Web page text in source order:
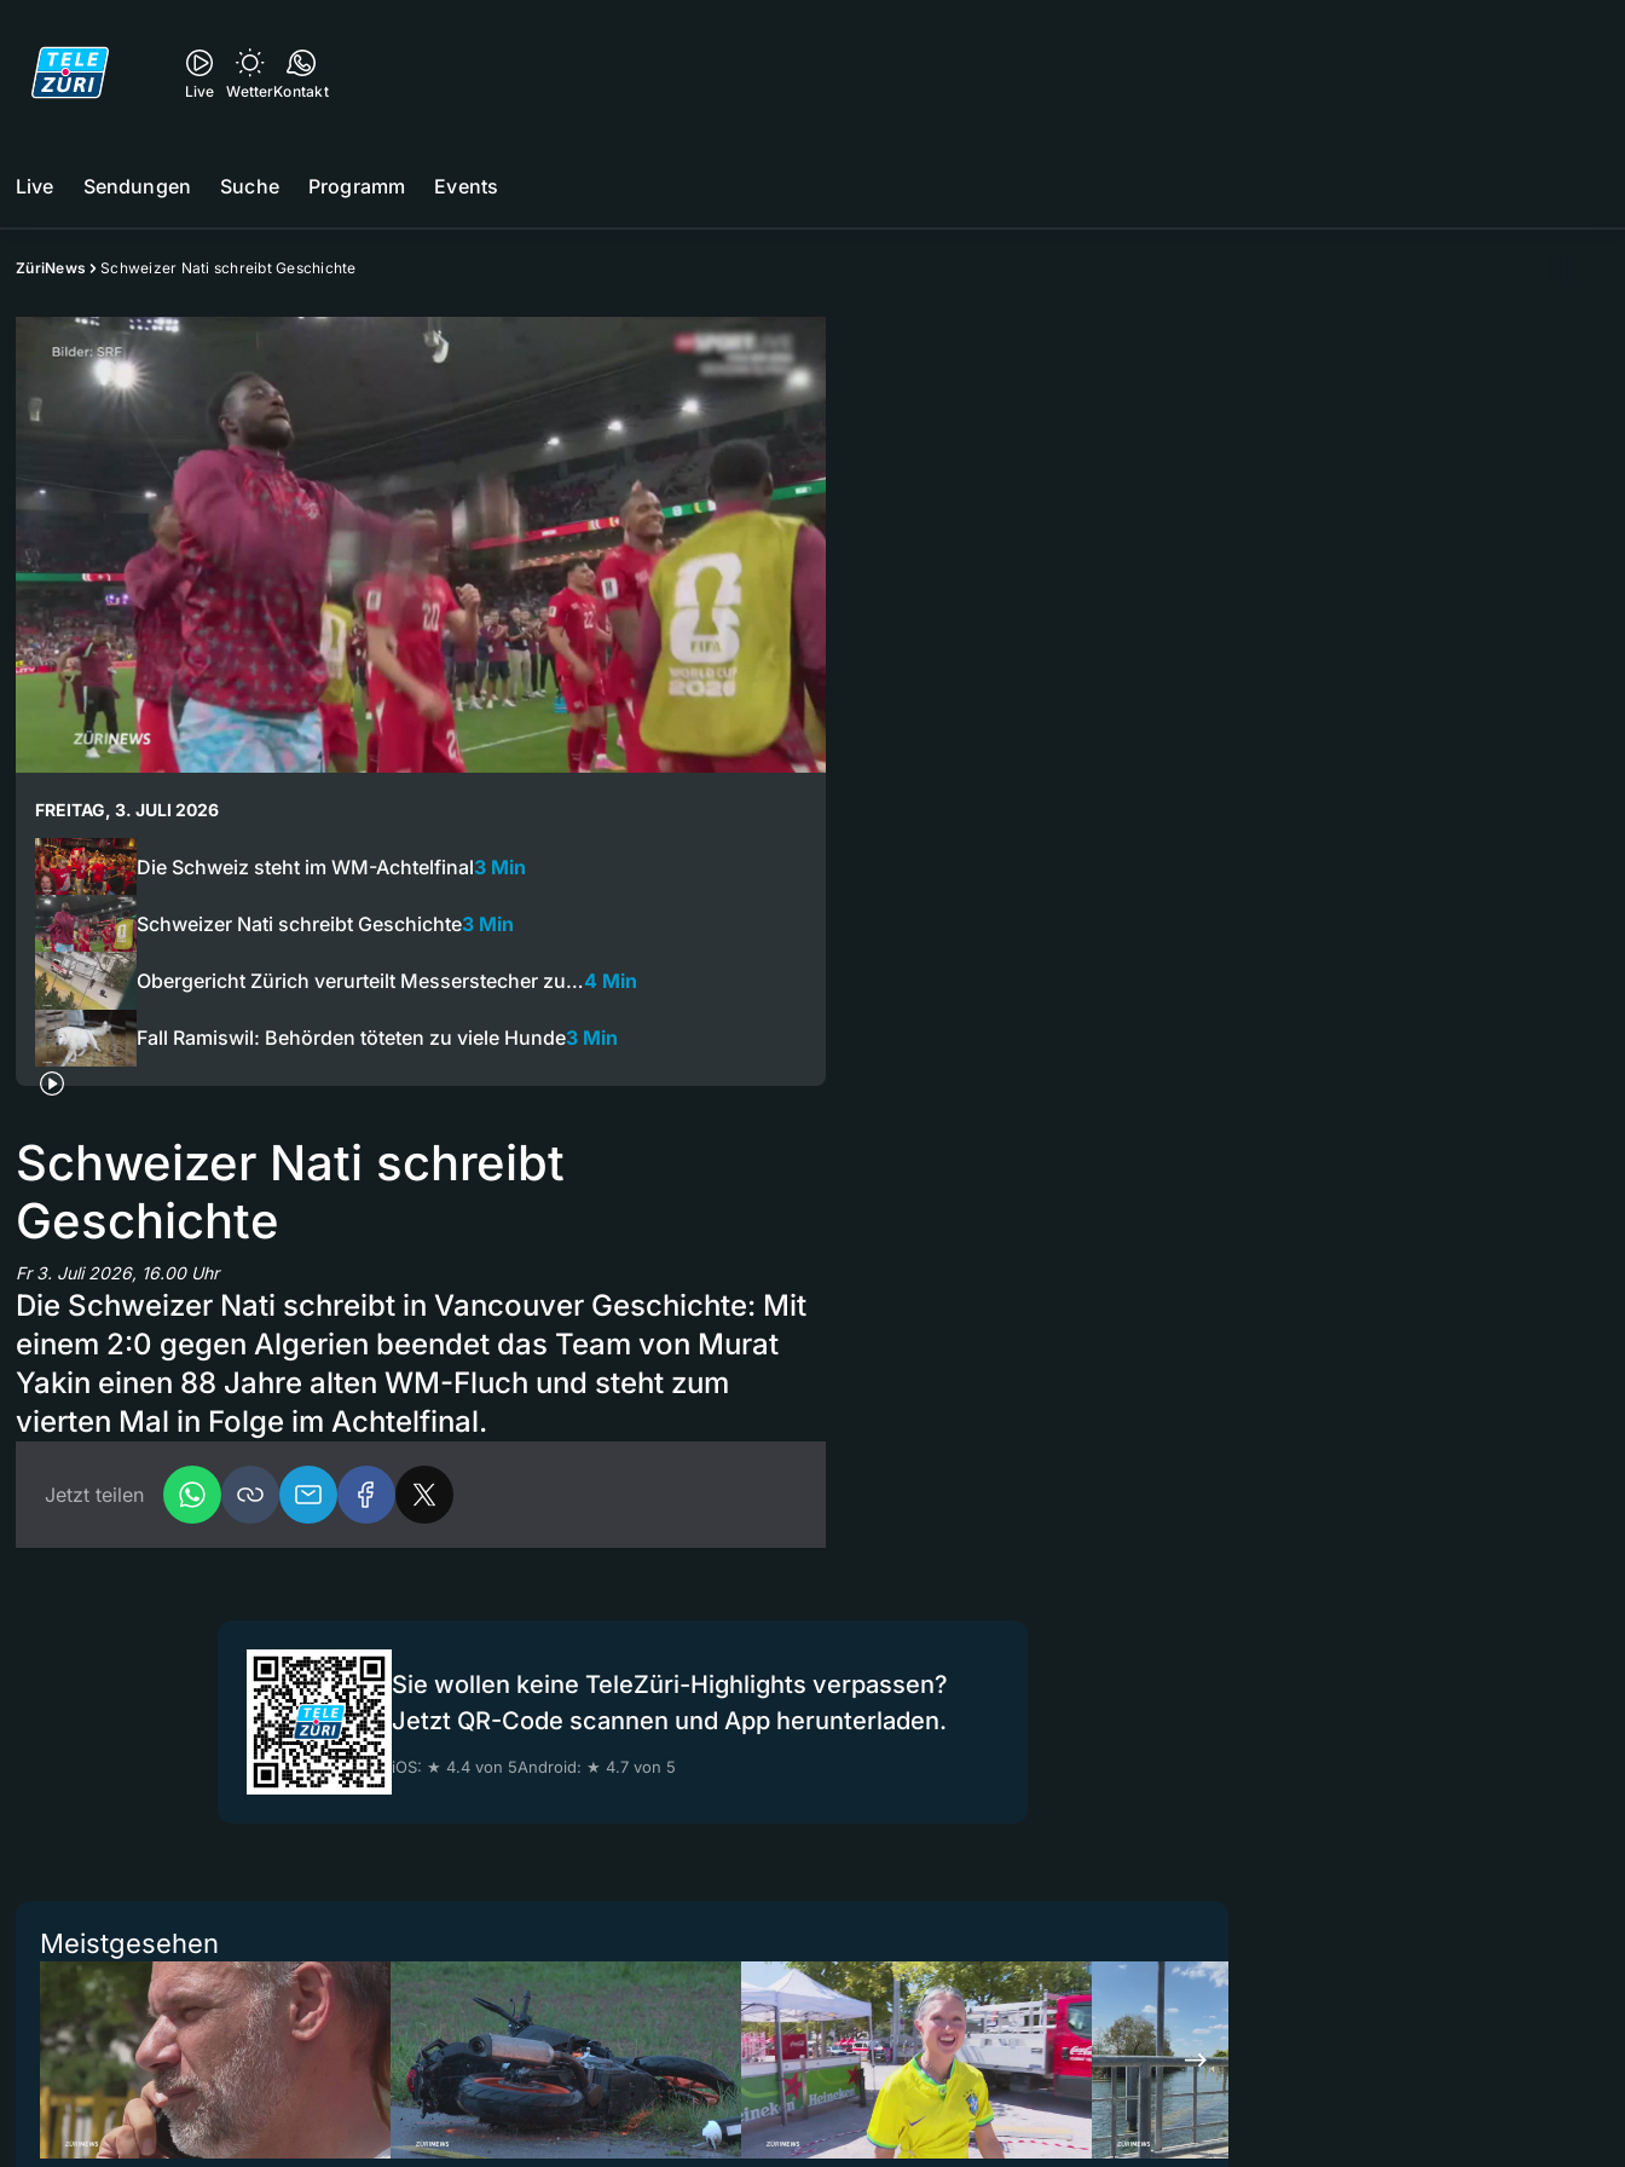
Live WetterKontakt
Live Sendungen Suche Programm Events
ZüriNews Schweizer Nati schreibt Geschichte
FREITAG, 3. JULI 2026
Die Schweiz steht im WM-Achtelfinal3 Min
Schweizer Nati schreibt Geschichte3 Min
Obergericht Zürich verurteilt Messerstecher zu…4 Min
Fall Ramiswil: Behörden töteten zu viele Hunde3 Min
Schweizer Nati schreibt
Geschichte
Fr 3. Juli 2026, 16.00 Uhr
Die Schweizer Nati schreibt in Vancouver Geschichte: Mit
einem 2:0 gegen Algerien beendet das Team von Murat
Yakin einen 88 Jahre alten WM-Fluch und steht zum
vierten Mal in Folge im Achtelfinal.
Jetzt teilen
Sie wollen keine TeleZüri-Highlights verpassen?
Jetzt QR-Code scannen und App herunterladen.
iOS: ★ 4.4 von 5Android: ★ 4.7 von 5
Meistgesehen